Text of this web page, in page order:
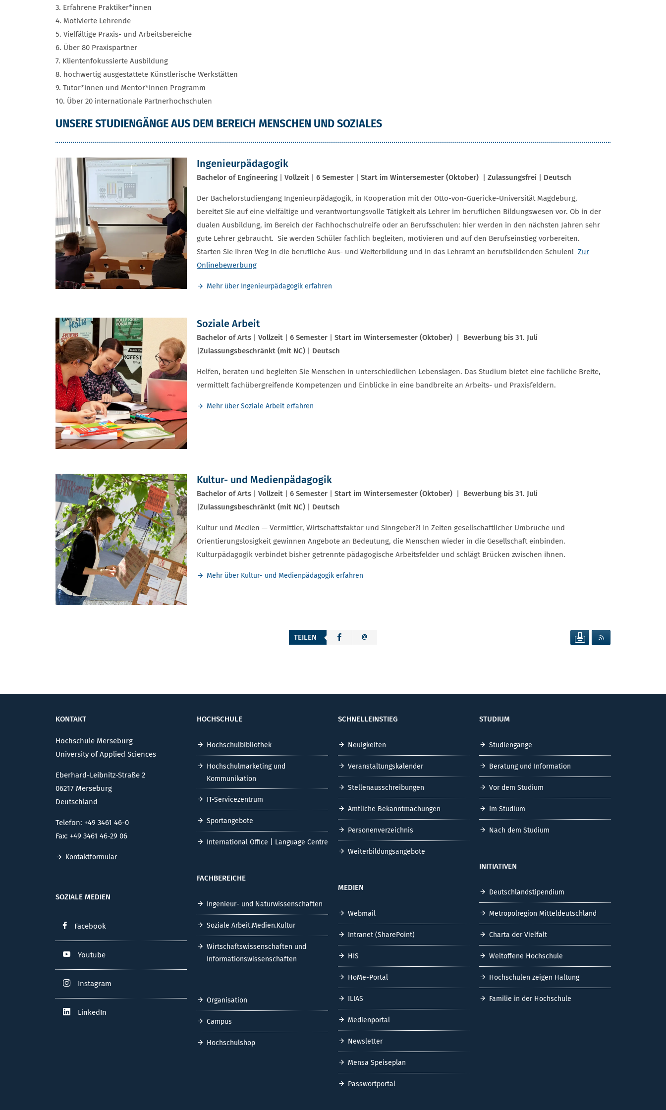
3. Erfahrene Praktiker*innen
4. Motivierte Lehrende
5. Vielfältige Praxis- und Arbeitsbereiche
6. Über 80 Praxispartner
7. Klientenfokussierte Ausbildung
8. hochwertig ausgestattete Künstlerische Werkstätten
9. Tutor*innen und Mentor*innen Programm
10. Über 20 internationale Partnerhochschulen
UNSERE STUDIENGÄNGE AUS DEM BEREICH MENSCHEN UND SOZIALES
Ingenieurpädagogik
Bachelor of Engineering | Vollzeit | 6 Semester | Start im Wintersemester (Oktober) | Zulassungsfrei | Deutsch
Der Bachelorstudiengang Ingenieurpädagogik, in Kooperation mit der Otto-von-Guericke-Universität Magdeburg,
bereitet Sie auf eine vielfältige und verantwortungsvolle Tätigkeit als Lehrer im beruflichen Bildungswesen vor. Ob in der
dualen Ausbildung, im Bereich der Fachhochschulreife oder an Berufsschulen: hier werden in den nächsten Jahren sehr
gute Lehrer gebraucht. Sie werden Schüler fachlich begleiten, motivieren und auf den Berufseinstieg vorbereiten.
Starten Sie Ihren Weg in die berufliche Aus- und Weiterbildung und in das Lehramt an berufsbildenden Schulen! Zur
Onlinebewerbung
Mehr über Ingenieurpädagogik erfahren
Soziale Arbeit
Bachelor of Arts | Vollzeit | 6 Semester | Start im Wintersemester (Oktober) |
Bewerbung bis 31. Juli
|Zulassungsbeschränkt (mit NC) | Deutsch
Helfen, beraten und begleiten Sie Menschen in unterschiedlichen Lebenslagen. Das Studium bietet eine fachliche Breite,
vermittelt fachübergreifende Kompetenzen und Einblicke in eine bandbreite an Arbeits- und Praxisfeldern.
Mehr über Soziale Arbeit erfahren
Kultur- und Medienpädagogik
Bachelor of Arts | Vollzeit | 6 Semester | Start im Wintersemester (Oktober) |
Bewerbung bis 31. Juli
|Zulassungsbeschränkt (mit NC) | Deutsch
Kultur und Medien — Vermittler, Wirtschaftsfaktor und Sinngeber?! In Zeiten gesellschaftlicher Umbrüche und
Orientierungslosigkeit gewinnen Angebote an Bedeutung, die Menschen wieder in die Gesellschaft einbinden.
Kulturpädagogik verbindet bisher getrennte pädagogische Arbeitsfelder und schlägt Brücken zwischen ihnen.
Mehr über Kultur- und Medienpädagogik erfahren
TEILEN SEITE DRUCKEN
KONTAKT
Hochschule Merseburg
University of Applied Sciences
Eberhard-Leibnitz-Straße 2
06217 Merseburg
Deutschland
Telefon: +49 3461 46-0
Fax: +49 3461 46-29 06
Kontaktformular
SOZIALE MEDIEN
Facebook
Youtube
Instagram
LinkedIn
HOCHSCHULE
Hochschulbibliothek
Hochschulmarketing und
Kommunikation
IT-Servicezentrum
Sportangebote
International Office | Language Centre
FACHBEREICHE
Ingenieur- und Naturwissenschaften
Soziale Arbeit.Medien.Kultur
Wirtschaftswissenschaften und
Informationswissenschaften
Organisation
Campus
Hochschulshop
SCHNELLEINSTIEG
Neuigkeiten
Veranstaltungskalender
Stellenausschreibungen
Amtliche Bekanntmachungen
Personenverzeichnis
Weiterbildungsangebote
MEDIEN
Webmail
Intranet (SharePoint)
HIS
HoMe-Portal
ILIAS
Medienportal
Newsletter
Mensa Speiseplan
Passwortportal
STUDIUM
Studiengänge
Beratung und Information
Vor dem Studium
Im Studium
Nach dem Studium
INITIATIVEN
Deutschlandstipendium
Metropolregion Mitteldeutschland
Charta der Vielfalt
Weltoffene Hochschule
Hochschulen zeigen Haltung
Familie in der Hochschule